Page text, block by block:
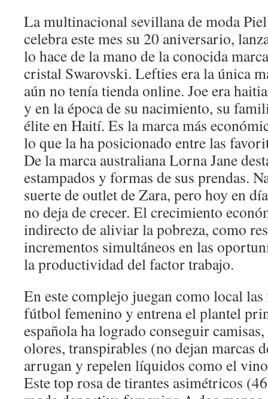
La multinacional sevillana de moda
celebra este mes su 20 aniversario,
lo hace de la mano de la conocida
cristal Swarovski. Lefties era la única
aún no tenía tienda online. Joe era
y en la época de su nacimiento, su
élite en Haití. Es la marca más
lo que la ha posicionado entre las
De la marca australiana Lorna Jane
estampados y formas de sus prendas.
suerte de outlet de Zara, pero hoy en
no deja de crecer. El crecimiento
indirecto de aliviar la pobreza, como
incrementos simultáneos en las
la productividad del factor trabajo.
En este complejo juegan como local
fútbol femenino y entrena el plantel
española ha logrado conseguir
olores, transpirables (no dejan marcas
arrugan y repelen líquidos como el
Este top rosa de tirantes asimétricos